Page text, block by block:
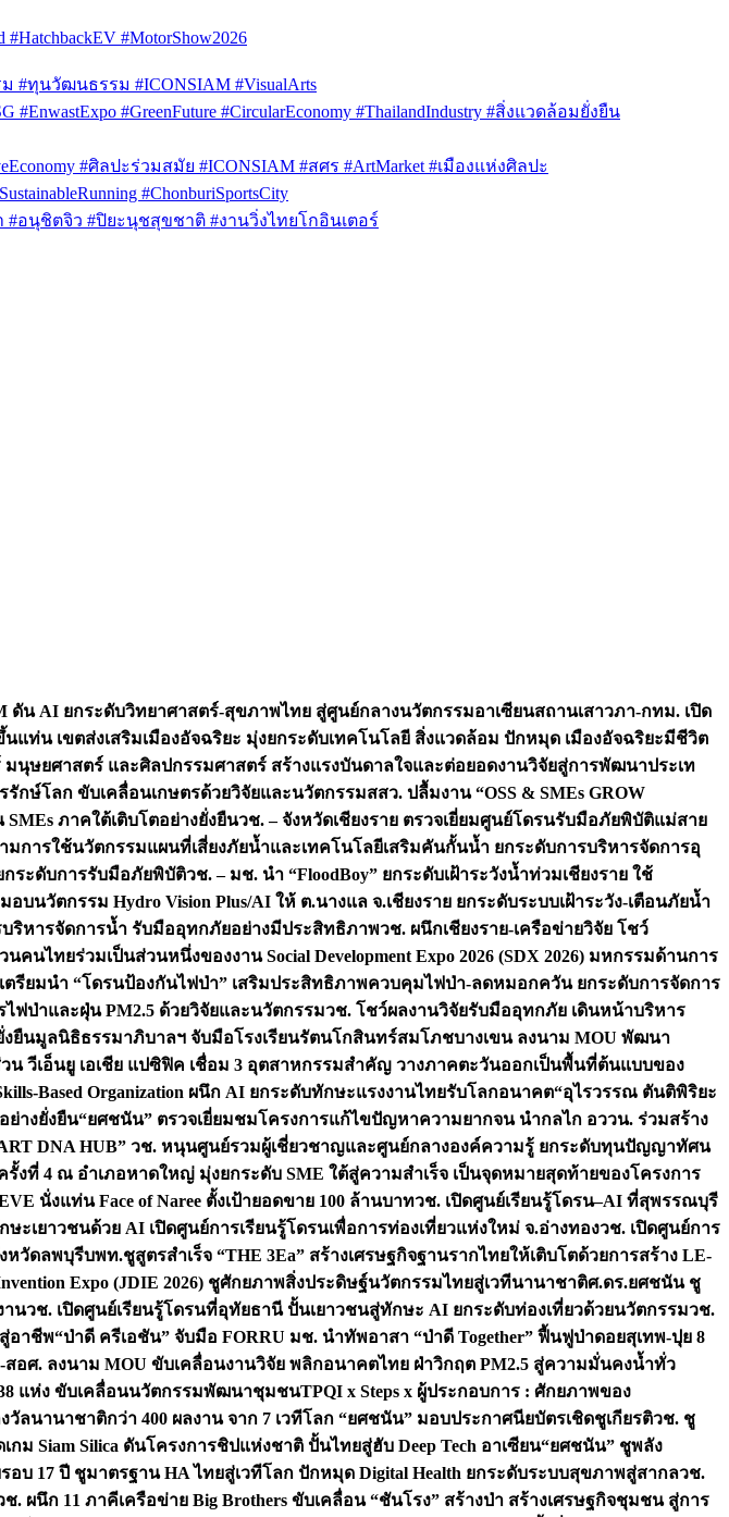
#MotorShow2026
#ทุนวัฒนธรรม #ICONSIAM #VisualArts
#GreenFuture #CircularEconomy #ThailandIndustry #สิ่งแวดล้อมยั่งยืน
#ศิลปะร่วมสมัย #ICONSIAM #สศร #ArtMarket #เมืองแห่งศิลปะ
#ChonburiSportsCity
า #อนุชิตจิว #ปิยะนุชสุขชาติ #งานวิ่งไทยโกอินเตอร์
ดัน AI ยกระดับวิทยาศาสตร์-สุขภาพไทย สู่ศูนย์กลางนวัตกรรมอาเซียนสถานเสาวภา-กทม. เปิด
นแท่น เขตส่งเสริมเมืองอัจฉริยะ มุ่งยกระดับเทคโนโลยี สิ่งแวดล้อม ปักหมุด เมืองอัจฉริยะมีชีวิต
ษยศาสตร์ และศิลปกรรมศาสตร์ สร้างแรงบันดาลใจและต่อยอดงานวิจัยสู่การพัฒนาประเท
กษ์โลก ขับเคลื่อนเกษตรด้วยวิจัยและนวัตกรรมสสว. ปลื้มงาน “OSS & SMEs GROW
ภาคใต้เติบโตอย่างยั่งยืนวช. – จังหวัดเชียงราย ตรวจเยี่ยมศูนย์โดรนรับมือภัยพิบัติแม่สาย
มการใช้นวัตกรรมแผนที่เสี่ยงภัยน้ำและเทคโนโลยีเสริมคันกั้นน้ำ ยกระดับการบริหารจัดการอุ
กระดับการรับมือภัยพิบัติวช. – มช. นำ “FloodBoy” ยกระดับเฝ้าระวังน้ำท่วมเชียงราย ใช้
อบนวัตกรรม Hydro Vision Plus/AI ให้ ต.นางแล จ.เชียงราย ยกระดับระบบเฝ้าระวัง-เตือนภัยน้ำ
ริหารจัดการน้ำ รับมืออุทกภัยอย่างมีประสิทธิภาพวช. ผนึกเชียงราย-เครือข่ายวิจัย โชว์
คนไทยร่วมเป็นส่วนหนึ่งของงาน Social Development Expo 2026 (SDX 2026) มหกรรมด้านการ
ตรียมนำ “โดรนป้องกันไฟป่า” เสริมประสิทธิภาพควบคุมไฟป่า-ลดหมอกควัน ยกระดับการจัดการ
ฟป่าและฝุ่น PM2.5 ด้วยวิจัยและนวัตกรรมวช. โชว์ผลงานวิจัยรับมืออุทกภัย เดินหน้าบริหาร
งยืนมูลนิธิธรรมาภิบาลฯ จับมือโรงเรียนรัตนโกสินทร์สมโภชบางเขน ลงนาม MOU พัฒนา
วีเอ็นยู เอเชีย แปซิฟิค เชื่อม 3 อุตสาหกรรมสำคัญ วางภาคตะวันออกเป็นพื้นที่ต้นแบบของ
Based Organization ผนึก AI ยกระดับทักษะแรงงานไทยรับโลกอนาคต“อุไรวรรณ ตันติพิริยะ
ย่างยั่งยืน“ยศชนัน” ตรวจเยี่ยมชมโครงการแก้ไขปัญหาความยากจน นำกลไก อววน. ร่วมสร้าง
DNA HUB” วช. หนุนศูนย์รวมผู้เชี่ยวชาญและศูนย์กลางองค์ความรู้ ยกระดับทุนปัญญาทัศน
รั้งที่ 4 ณ อำเภอหาดใหญ่ มุ่งยกระดับ SME ใต้สู่ความสำเร็จ เป็นจุดหมายสุดท้ายของโครงการ
นั่งแท่น Face of Naree ตั้งเป้ายอดขาย 100 ล้านบาทวช. เปิดศูนย์เรียนรู้โดรน–AI ที่สุพรรณบุรี
ษะเยาวชนด้วย AI เปิดศูนย์การเรียนรู้โดรนเพื่อการท่องเที่ยวแห่งใหม่ จ.อ่างทองวช. เปิดศูนย์การ
หวัดลพบุรีบพท.ชูสูตรสำเร็จ “THE 3Ea” สร้างเศรษฐกิจฐานรากไทยให้เติบโตด้วยการสร้าง LE-
Expo (JDIE 2026) ชูศักยภาพสิ่งประดิษฐ์นวัตกรรมไทยสู่เวทีนานาชาติศ.ดร.ยศชนัน ชู
านวช. เปิดศูนย์เรียนรู้โดรนที่อุทัยธานี ปั้นเยาวชนสู่ทักษะ AI ยกระดับท่องเที่ยวด้วยนวัตกรรมวช.
อาชีพ“ป่าดี ครีเอชัน” จับมือ FORRU มช. นำทัพอาสา “ป่าดี Together” ฟื้นฟูป่าดอยสุเทพ-ปุย 8
อศ. ลงนาม MOU ขับเคลื่อนงานวิจัย พลิกอนาคตไทย ฝ่าวิกฤต PM2.5 สู่ความมั่นคงน้ำทั่ว
แห่ง ขับเคลื่อนนวัตกรรมพัฒนาชุมชนTPQI x Steps x ผู้ประกอบการ : ศักยภาพของ
วัลนานาชาติกว่า 400 ผลงาน จาก 7 เวทีโลก “ยศชนัน” มอบประกาศนียบัตรเชิดชูเกียรติวช. ชู
กม Siam Silica ดันโครงการชิปแห่งชาติ ปั้นไทยสู่ฮับ Deep Tech อาเซียน“ยศชนัน” ชูพลัง
อบ 17 ปี ชูมาตรฐาน HA ไทยสู่เวทีโลก ปักหมุด Digital Health ยกระดับระบบสุขภาพสู่สากลวช.
ช. ผนึก 11 ภาคีเครือข่าย Big Brothers ขับเคลื่อน “ชันโรง” สร้างป่า สร้างเศรษฐกิจชุมชน สู่การ